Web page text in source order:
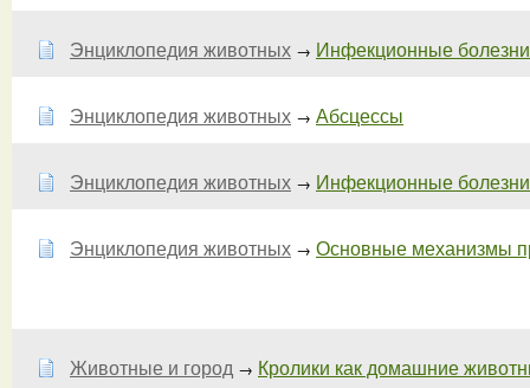
Энциклопедия животных → Инфекционные
Энциклопедия животных → Абсцессы
Энциклопедия животных → Инфекционные болезни
Энциклопедия животных → Основные механизмы
Животные и город → Кролики как домашние